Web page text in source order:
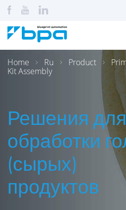
Home Ru Product
Kit Assembly
Решения для
обработки
(сырых)
продуктов